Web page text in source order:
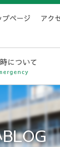
プページ アク
について